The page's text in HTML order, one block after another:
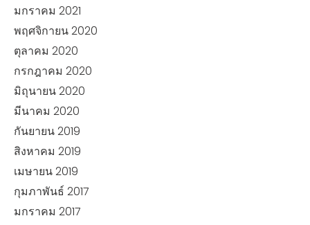
มกราคม 2021
พฤศจิกายน 2020
ตุลาคม 2020
กรกฎาคม 2020
มิถุนายน 2020
มีนาคม 2020
กันยายน 2019
สิงหาคม 2019
เมษายน 2019
กุมภาพันธ์ 2017
มกราคม 2017